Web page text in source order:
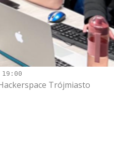
19:00
Trójmiasto